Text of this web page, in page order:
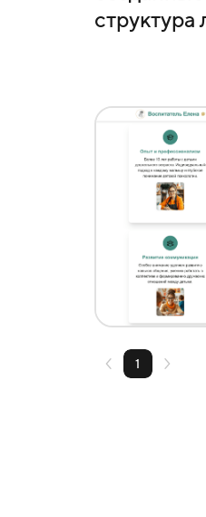
Создать
1